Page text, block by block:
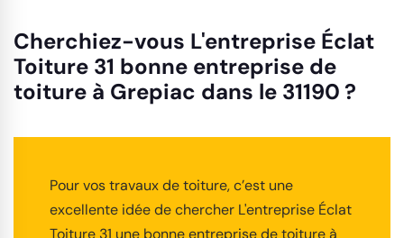
Cherchiez-vous L'entreprise Éclat
Toiture 31 bonne entreprise de
toiture à Grepiac dans le 31190 ?
Pour vos travaux de toiture, c’est une
excellente idée de chercher L'entreprise Éclat
Toiture 31 une bonne entreprise de toiture à